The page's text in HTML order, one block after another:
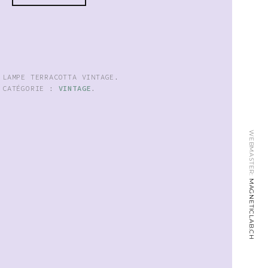
WEBMASTER:
MAGNETICLAB.CH
LAMPE TERRACOTTA VINTAGE .
CATÉGORIE : VINTAGE .